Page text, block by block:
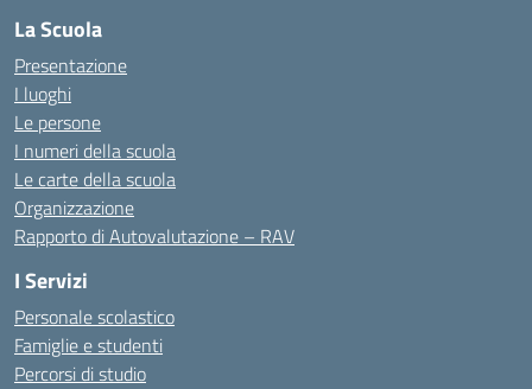
La Scuola
Presentazione
I luoghi
Le persone
I numeri della scuola
Le carte della scuola
Organizzazione
Rapporto di Autovalutazione – RAV
I Servizi
Personale scolastico
Famiglie e studenti
Percorsi di studio